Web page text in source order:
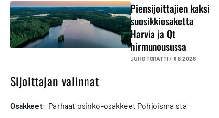
Piensijoittajien kaksi
suosikkiosaketta
Harvia ja Qt
hirmunousussa
JUHO TORATTI / 6.8.2026
Sijoittajan valinnat
osakkeet: Parhaat osinko-osakkeet Pohjoismaista